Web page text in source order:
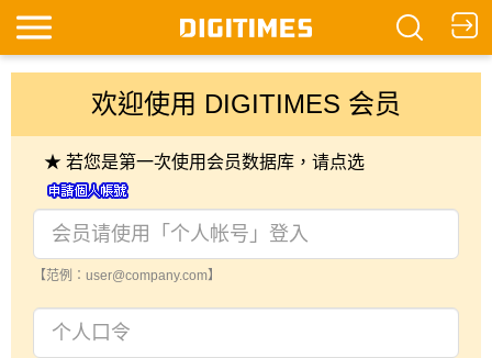
欢迎使用 DIGITIMES 会员
★ 若您是第一次使用会员数据库，请点选
【范例：user@company.com】